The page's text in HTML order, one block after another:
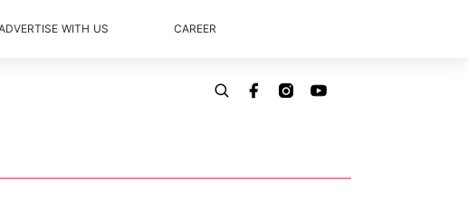
WITH US CAREER